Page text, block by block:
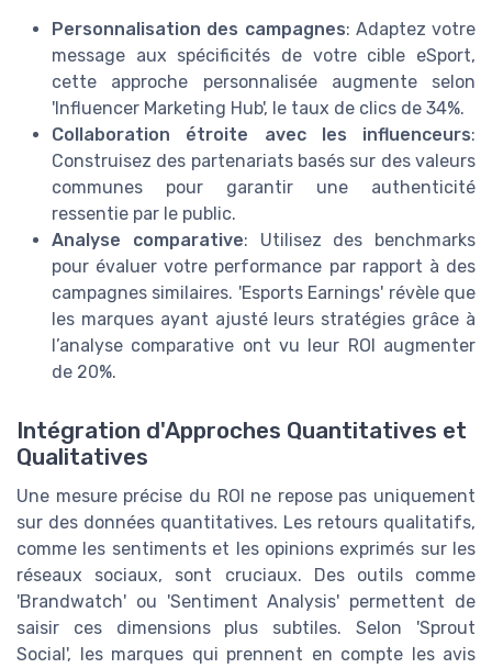
Personnalisation des campagnes: Adaptez votre
message aux spécificités de votre cible eSport,
cette approche personnalisée augmente selon
'Influencer Marketing Hub', le taux de clics de 34%.
Collaboration étroite avec les influenceurs:
Construisez des partenariats basés sur des valeurs
communes pour garantir une authenticité
ressentie par le public.
Analyse comparative: Utilisez des benchmarks
pour évaluer votre performance par rapport à des
campagnes similaires. 'Esports Earnings' révèle que
les marques ayant ajusté leurs stratégies grâce à
l’analyse comparative ont vu leur ROI augmenter
de 20%.
Intégration d'Approches Quantitatives et
Qualitatives
Une mesure précise du ROI ne repose pas uniquement
sur des données quantitatives. Les retours qualitatifs,
comme les sentiments et les opinions exprimés sur les
réseaux sociaux, sont cruciaux. Des outils comme
'Brandwatch' ou 'Sentiment Analysis' permettent de
saisir ces dimensions plus subtiles. Selon 'Sprout
Social', les marques qui prennent en compte les avis